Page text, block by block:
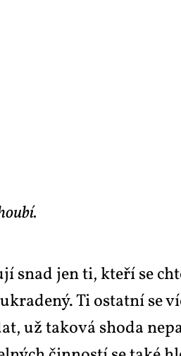
snad jen ti, kte­ří se
Ti ostat­ní se
už ta­ko­vá sho­da